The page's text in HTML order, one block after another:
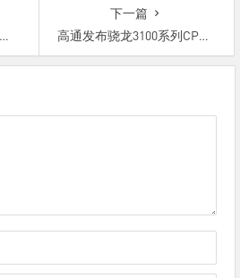
下一篇
高通发布骁龙3100系列CPU，专供下一代IoT设备，当然主要是智能手表